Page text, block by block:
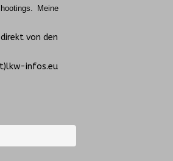
Meine
von den
infos.eu